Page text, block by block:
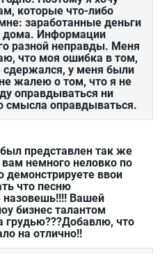
которые что-либо
заработанные деньги
дома. Информации
разной неправды. Меня
что моя ошибка в том,
сдержался, у меня были
жалею о том, что я не
оправдываться ни
смысла оправдываться.
представлен так же
немного неловко по
демонстрируете ввои
что песню
назовешь!!!! Вашей
бизнес талантом
грудью???Добавлю, что
на отлично!!